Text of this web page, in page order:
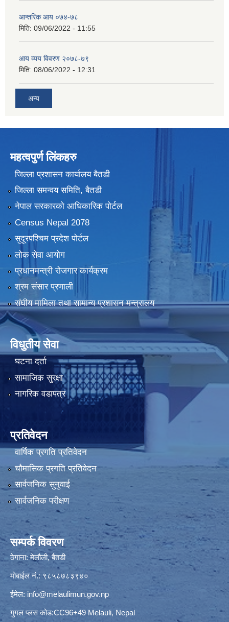
आन्तरिक आय ०७४-७८
मिति: 09/06/2022 - 11:55
आय व्यय विवरण २०७८-७९
मिति: 08/06/2022 - 12:31
अन्य
महत्वपुर्ण लिंकहरु
जिल्ला प्रशासन कार्यालय बैतडी
जिल्ला समन्वय समिति, बैतडी
नेपाल सरकारको आधिकारिक पोर्टल
Census Nepal 2078
सुदूरपश्चिम प्रदेश पोर्टल
लोक सेवा आयोग
प्रधानमन्त्री रोजगार कार्यक्रम
श्रम संसार प्रणाली
संघीय मामिला तथा सामान्य प्रशासन मन्त्रालय
विधुतीय सेवा
घटना दर्ता
सामाजिक सुरक्षा
नागरिक वडापत्र
प्रतिवेदन
वार्षिक प्रगति प्रतिवेदन
चौमासिक प्रगति प्रतिवेदन
सार्वजनिक सुनुवाई
सार्वजनिक परीक्षण
सम्पर्क विवरण
ठेगाना: मेलौली, बैतडी
मोबाईल नं.: ९८५८७८३९४०
ईमेल: info@melaulimun.gov.np
गुगल प्लस कोड:CC96+49 Melauli, Nepal